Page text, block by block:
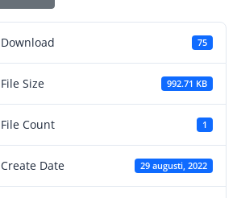
Download 75
File Size 992.71 KB
File Count 1
Create Date 29 augusti, 2022